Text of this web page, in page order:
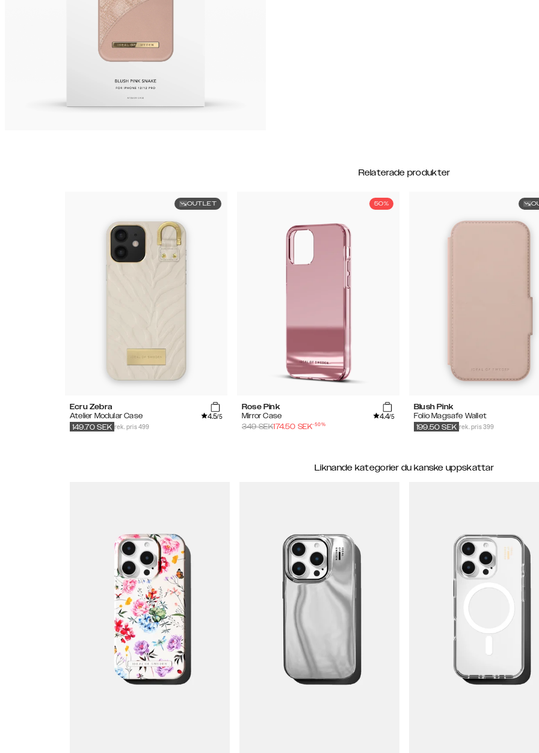
Relaterade produkter
OUTLET
Ecru Zebra
Atelier Modular Case
4.5/5
rek. pris 499
149.70 SEK
50%
Rose Pink
Mirror Case
4.4/5
349SEK174.50 SEK-50%
Blush Pink
Folio Magsafe Wallet
rek. pris 399
199.50 SEK
Liknande kategorier du kanske uppskattar